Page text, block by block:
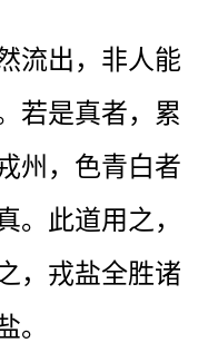
流出，非人能
若是真者，累
州，色青白者
。此道用之，
，戎盐全胜诸
。